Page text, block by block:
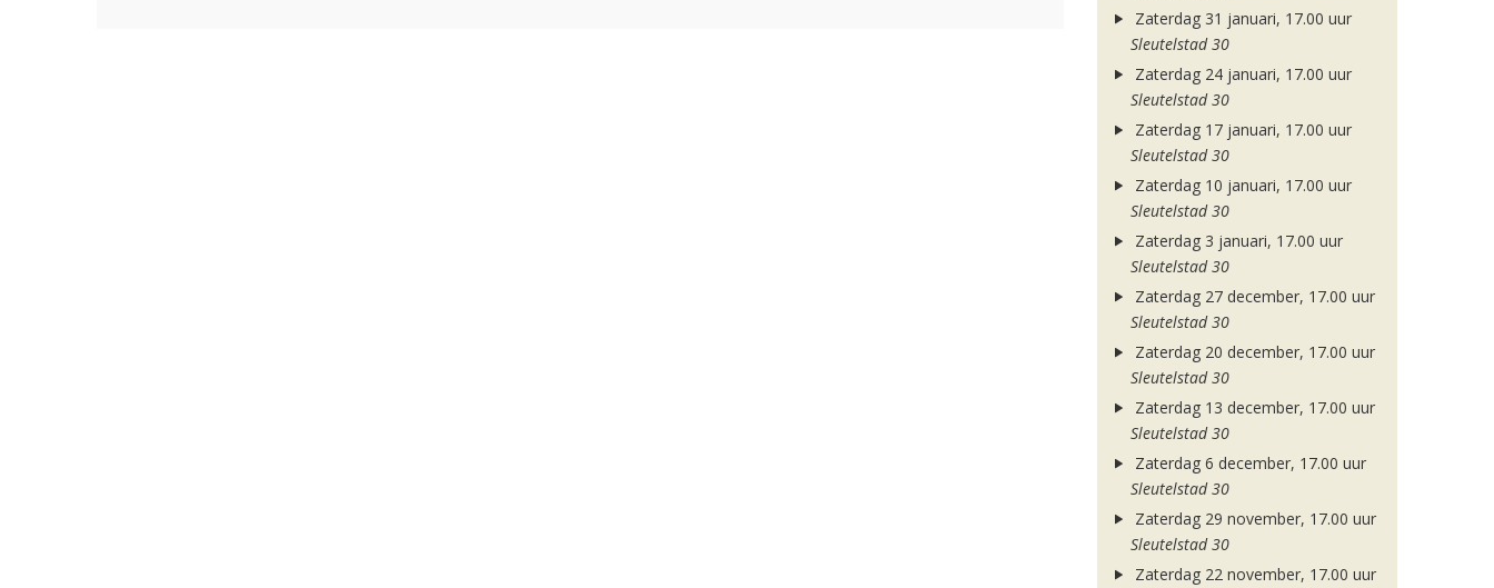
Zaterdag 31 januari, 17.00 uur
Sleutelstad 30
Zaterdag 24 januari, 17.00 uur
Sleutelstad 30
Zaterdag 17 januari, 17.00 uur
Sleutelstad 30
Zaterdag 10 januari, 17.00 uur
Sleutelstad 30
Zaterdag 3 januari, 17.00 uur
Sleutelstad 30
Zaterdag 27 december, 17.00 uur
Sleutelstad 30
Zaterdag 20 december, 17.00 uur
Sleutelstad 30
Zaterdag 13 december, 17.00 uur
Sleutelstad 30
Zaterdag 6 december, 17.00 uur
Sleutelstad 30
Zaterdag 29 november, 17.00 uur
Sleutelstad 30
Zaterdag 22 november, 17.00 uur